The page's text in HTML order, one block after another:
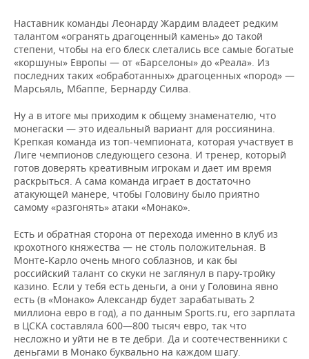
Наставник команды Леонарду Жардим владеет редким
талантом «огранять драгоценный камень» до такой
степени, чтобы на его блеск слетались все самые богатые
«коршуны» Европы — от «Барселоны» до «Реала». Из
последних таких «обработанных» драгоценных «пород» —
Марсьяль, Мбаппе, Бернарду Силва.
Ну а в итоге мы приходим к общему знаменателю, что
монегаски — это идеальный вариант для россиянина.
Крепкая команда из топ-чемпионата, которая участвует в
Лиге чемпионов следующего сезона. И тренер, который
готов доверять креативным игрокам и дает им время
раскрыться. А сама команда играет в достаточно
атакующей манере, чтобы Головину было приятно
самому «разгонять» атаки «Монако».
Есть и обратная сторона от перехода именно в клуб из
крохотного княжества — не столь положительная. В
Монте-Карло очень много соблазнов, и как бы
российский талант со скуки не заглянул в пару-тройку
казино. Если у тебя есть деньги, а они у Головина явно
есть (в «Монако» Александр будет зарабатывать 2
миллиона евро в год), а по данным Sports.ru, его зарплата
в ЦСКА составляла 600—800 тысяч евро, так что
несложно и уйти не в те дебри. Да и соотечественники с
деньгами в Монако буквально на каждом шагу.